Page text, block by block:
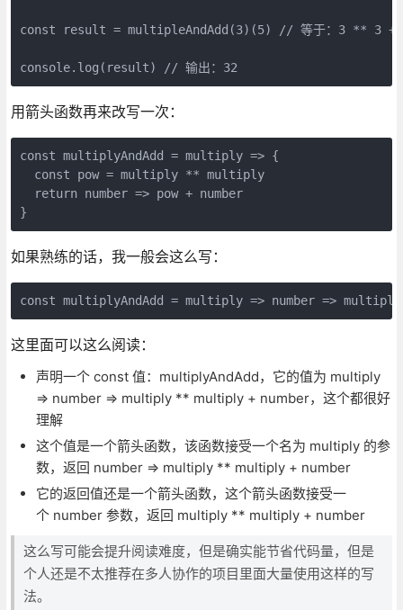
const result = multipleAndAdd(3)(5) // 等于：3 ** 3 +
console.log(result) // 输出：32
用箭头函数再来改写一次：
const multiplyAndAdd = multiply => {
  const pow = multiply ** multiply
  return number => pow + number
}
如果熟练的话，我一般会这么写：
const multiplyAndAdd = multiply => number =>
这里面可以这么阅读：
声明一个 const 值：multiplyAndAdd，它的值为 multiply
=> number => multiply ** multiply + number，这个都很好
理解
这个值是一个箭头函数，该函数接受一个名为 multiply 的参
数，返回 number => multiply ** multiply + number
它的返回值还是一个箭头函数，这个箭头函数接受一
个 number 参数，返回 multiply ** multiply + number
这么写可能会提升阅读难度，但是确实能节省代码量，但是
个人还是不太推荐在多人协作的项目里面大量使用这样的写
法。